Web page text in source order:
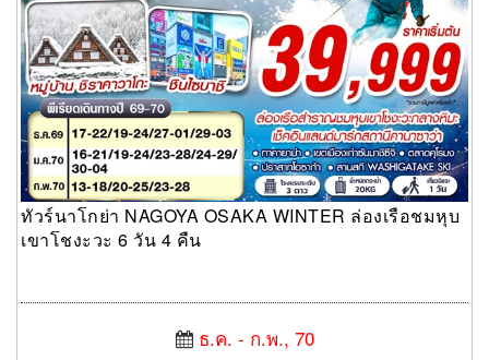
ทัวร์นาโกย่า NAGOYA OSAKA WINTER ล่องเรือชมหุบ
เขาโชงะวะ 6 วัน 4 คืน
ธ.ค. - ก.พ., 70